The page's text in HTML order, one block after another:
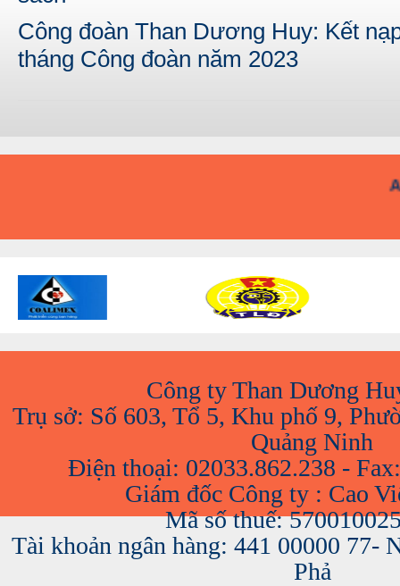
Công đoàn Than Dương Huy: Kết
tháng Công đoàn năm 2023
Công ty Than Dương
Trụ sở: Số 603, Tổ 5, Khu phố 9,
Quảng Ninh
Điện thoại: 02033.862.238 -
Giám đốc Công ty : Cao
Mã số thuế:
Tài khoản ngân hàng: 441 00000 77-
Phả